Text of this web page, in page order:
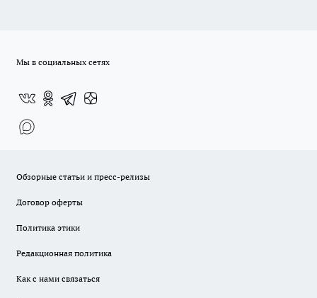
Мы в социальных сетях
Обзорные статьи и пресс-релизы
Договор оферты
Политика этики
Редакционная политика
Как с нами связаться